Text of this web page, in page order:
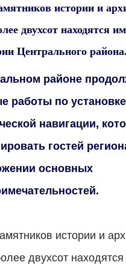
истории и
двухсот находятся
Центрального района.
районе
работы по
навигации,
гостей
основных
истории и
двухсот